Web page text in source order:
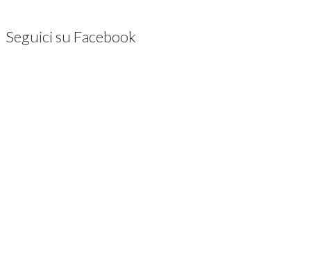
Seguici su Facebook